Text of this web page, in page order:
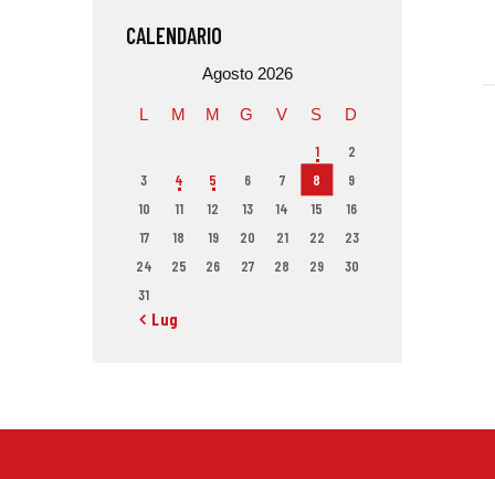
CALENDARIO
Agosto 2026
L M M G V S D
1
2
3
4 5 6 7 8
9
10
11 12 13 14 15
16
17
18 19 20 21 22
23
24
25 26 27 28 29
30
31
« Lug